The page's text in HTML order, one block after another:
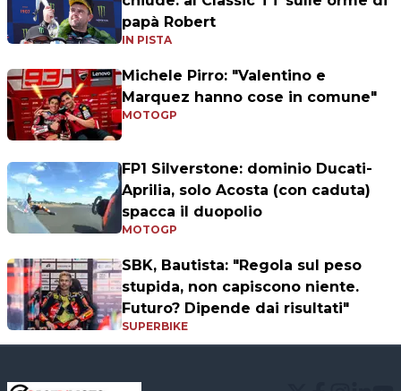
papà Robert
IN PISTA
Michele Pirro: "Valentino e
Marquez hanno cose in comune"
MOTOGP
FP1 Silverstone: dominio Ducati-
Aprilia, solo Acosta (con caduta)
spacca il duopolio
MOTOGP
SBK, Bautista: "Regola sul peso
stupida, non capiscono niente.
Futuro? Dipende dai risultati"
SUPERBIKE